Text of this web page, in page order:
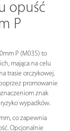
opuść
P
P (M035) to
mająca na celu
trasie orczykowej.
promowanie
znak
wypadków.
co zapewnia
Opcjonalnie